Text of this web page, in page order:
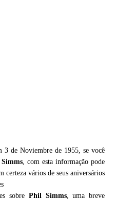
3 de Noviembre de 1955, se você
, com esta informação pode
certeza vários de seus aniversários
sobre Phil Simms, uma breve